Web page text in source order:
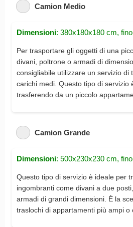
Camion Medio
Dimensioni: 380x180x180 cm,
Per trasportare gli oggetti di una
divani, poltrone o armadi di
consigliabile utilizzare un servizio di
carichi medi. Questo tipo di servizio
trasferendo da un piccolo
Camion Grande
Dimensioni: 500x230x230 cm,
Questo tipo di servizio è ideale per
ingombranti come divani a due
armadi di grandi dimensioni. È la
traslochi di appartamenti più ampi o